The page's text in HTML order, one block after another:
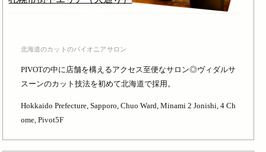
北海道のカットのパイオニアサロン
PIVOTの中に店舗を構えるアクセス至便なサロン◎ヴィダルサ
スーンのカット技法を初めて北海道で採用。
Hokkaido Prefecture, Sapporo, Chuo Ward, Minami 2 Jonishi, 4 Ch
ome, Pivot5F